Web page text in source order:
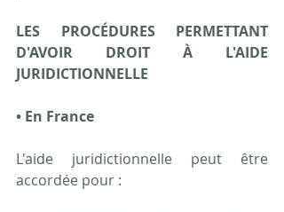
LES PROCÉDURES PERMETTANT
D'AVOIR DROIT À L'AIDE
JURIDICTIONNELLE
• En France
L'aide juridictionnelle peut être
accordée pour :